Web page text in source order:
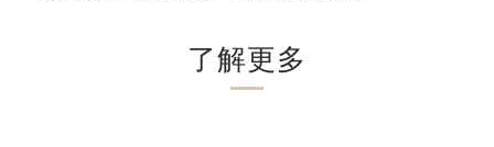
了解更多